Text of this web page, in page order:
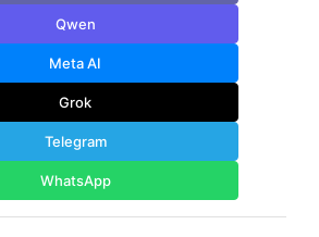
Qwen
Meta AI
Grok
Telegram
WhatsApp